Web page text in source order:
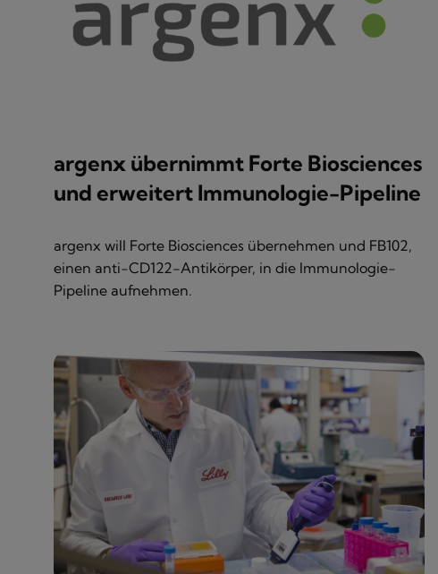
argenx übernimmt Forte Biosciences
und erweitert Immunologie-Pipeline
argenx will Forte Biosciences übernehmen und FB102,
einen anti-CD122-Antikörper, in die Immunologie-
Pipeline aufnehmen.